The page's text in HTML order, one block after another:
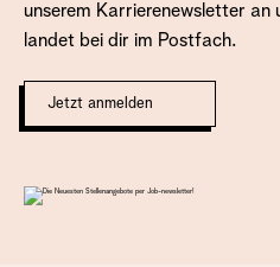
unserem Karrierenewsletter an
landet bei dir im Postfach.
Jetzt anmelden